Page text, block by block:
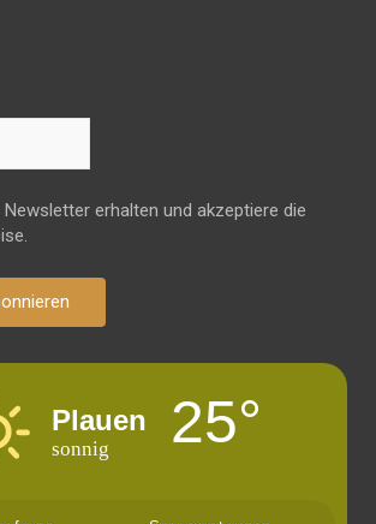
erhalten und akzeptiere die
Plauen
sonnig 25°